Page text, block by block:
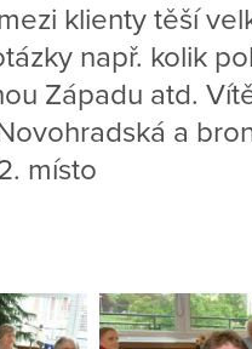
klienty těší
např. kolik
Západu atd.
a